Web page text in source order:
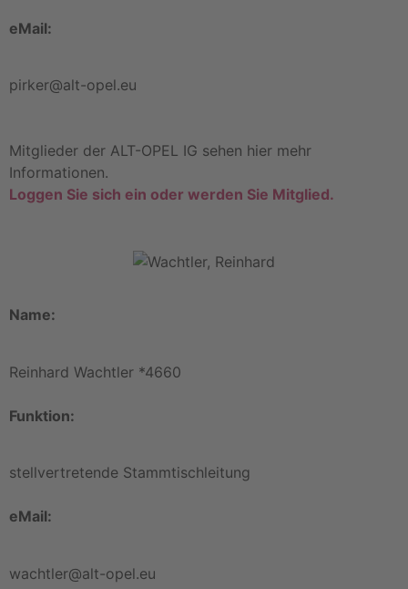
eMail:
pirker@alt-opel.eu
Mitglieder der ALT-OPEL IG sehen hier mehr
Informationen.
Loggen Sie sich ein oder werden Sie Mitglied.
Name:
Reinhard Wachtler *4660
Funktion:
stellvertretende Stammtischleitung
eMail:
wachtler@alt-opel.eu